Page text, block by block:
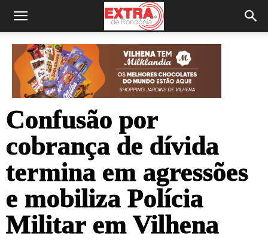
Confusão por
cobrança de dívida
termina em agressões
e mobiliza Polícia
Militar em Vilhena